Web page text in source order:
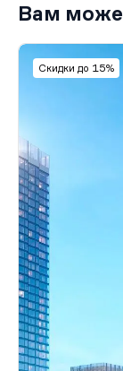
Вам
Скидки до 15%